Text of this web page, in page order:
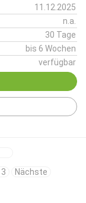
11.12.2025
n.a.
30 Tage
bis 6 Wochen
verfügbar
Nächste